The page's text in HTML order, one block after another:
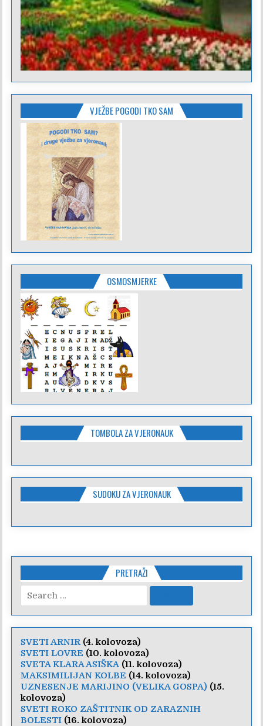
VJEŽBE POGODI TKO SAM
OSMOSMJERKE
TOMBOLA ZA VJERONAUK
SUDOKU ZA VJERONAUK
PRETRAŽI
Search
for:
SVETI ARNIR(4. kolovoza)
SVETI LOVRE (10. kolovoza)
SVETA KLARA ASIŠKA (11. kolovoza)
MAKSIMILIJAN KOLBE (14. kolovoza)
UZNESENJE MARIJINO (VELIKA GOSPA) (15.
kolovoza)
SVETI ROKO ZAŠTITNIK OD ZARAZNIH
BOLESTI (16. kolovoza)